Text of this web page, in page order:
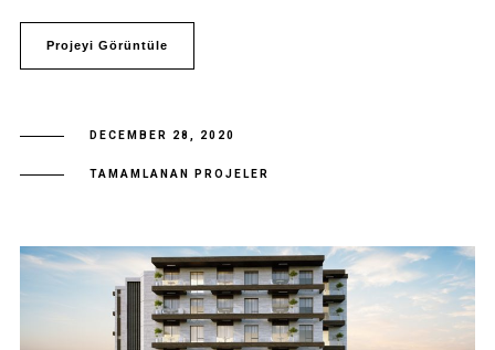
Projeyi Görüntüle
DECEMBER 28, 2020
TAMAMLANAN PROJELER